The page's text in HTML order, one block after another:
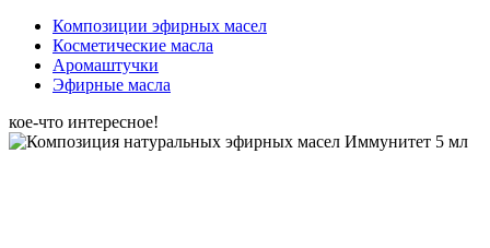
Композиции эфирных масел
Косметические масла
Аромаштучки
Эфирные масла
кое-что интересное!